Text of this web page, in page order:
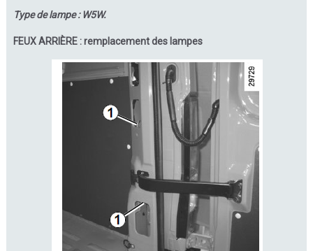
Type de lampe : W5W.
FEUX ARRIÈRE : remplacement des lampes